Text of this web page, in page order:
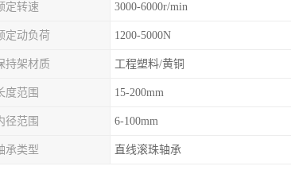
定转速 3000-6000r/min
定动负荷 1200-5000N
持架材质 工程塑料/黄铜
度范围 15-200mm
径范围 6-100mm
承类型 直线滚珠轴承